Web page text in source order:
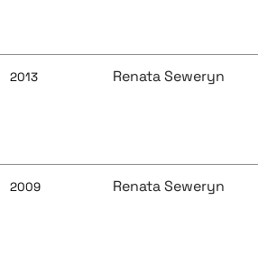
2013 Renata Seweryn
2009 Renata Seweryn